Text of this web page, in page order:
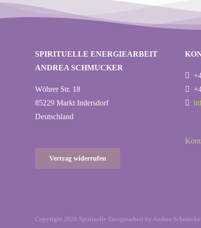
SPIRITUELLE ENERGIEARBEIT
ANDREA SCHMUCKER
Wöhrer Str. 18
85229 Markt Indersdorf
Deutschland
Vertrag widerrufen
Copyright 2026 Spirituelle Energiearbeit by Andrea